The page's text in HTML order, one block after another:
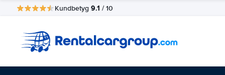
Kundbetyg 9.1 / 10